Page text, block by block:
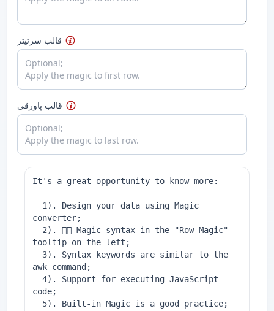
قالب سرتیتر
قالب پاورقی